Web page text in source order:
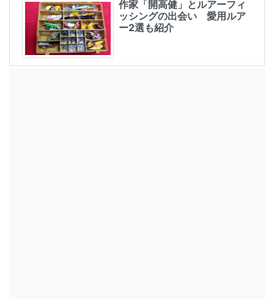
作家「開高健」とルアーフィ
ッシングの出会い 愛用ルア
ー2選も紹介